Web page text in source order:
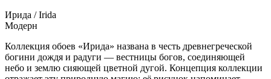
Ирида / Irida
Модерн
Коллекция обоев «Ирида» названа в честь древнегреческой
богини дождя и радуги — вестницы богов, соединяющей
небо и землю сияющей цветной дугой. Концепция коллекции